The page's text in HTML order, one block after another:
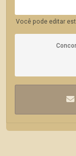
Você pode editar